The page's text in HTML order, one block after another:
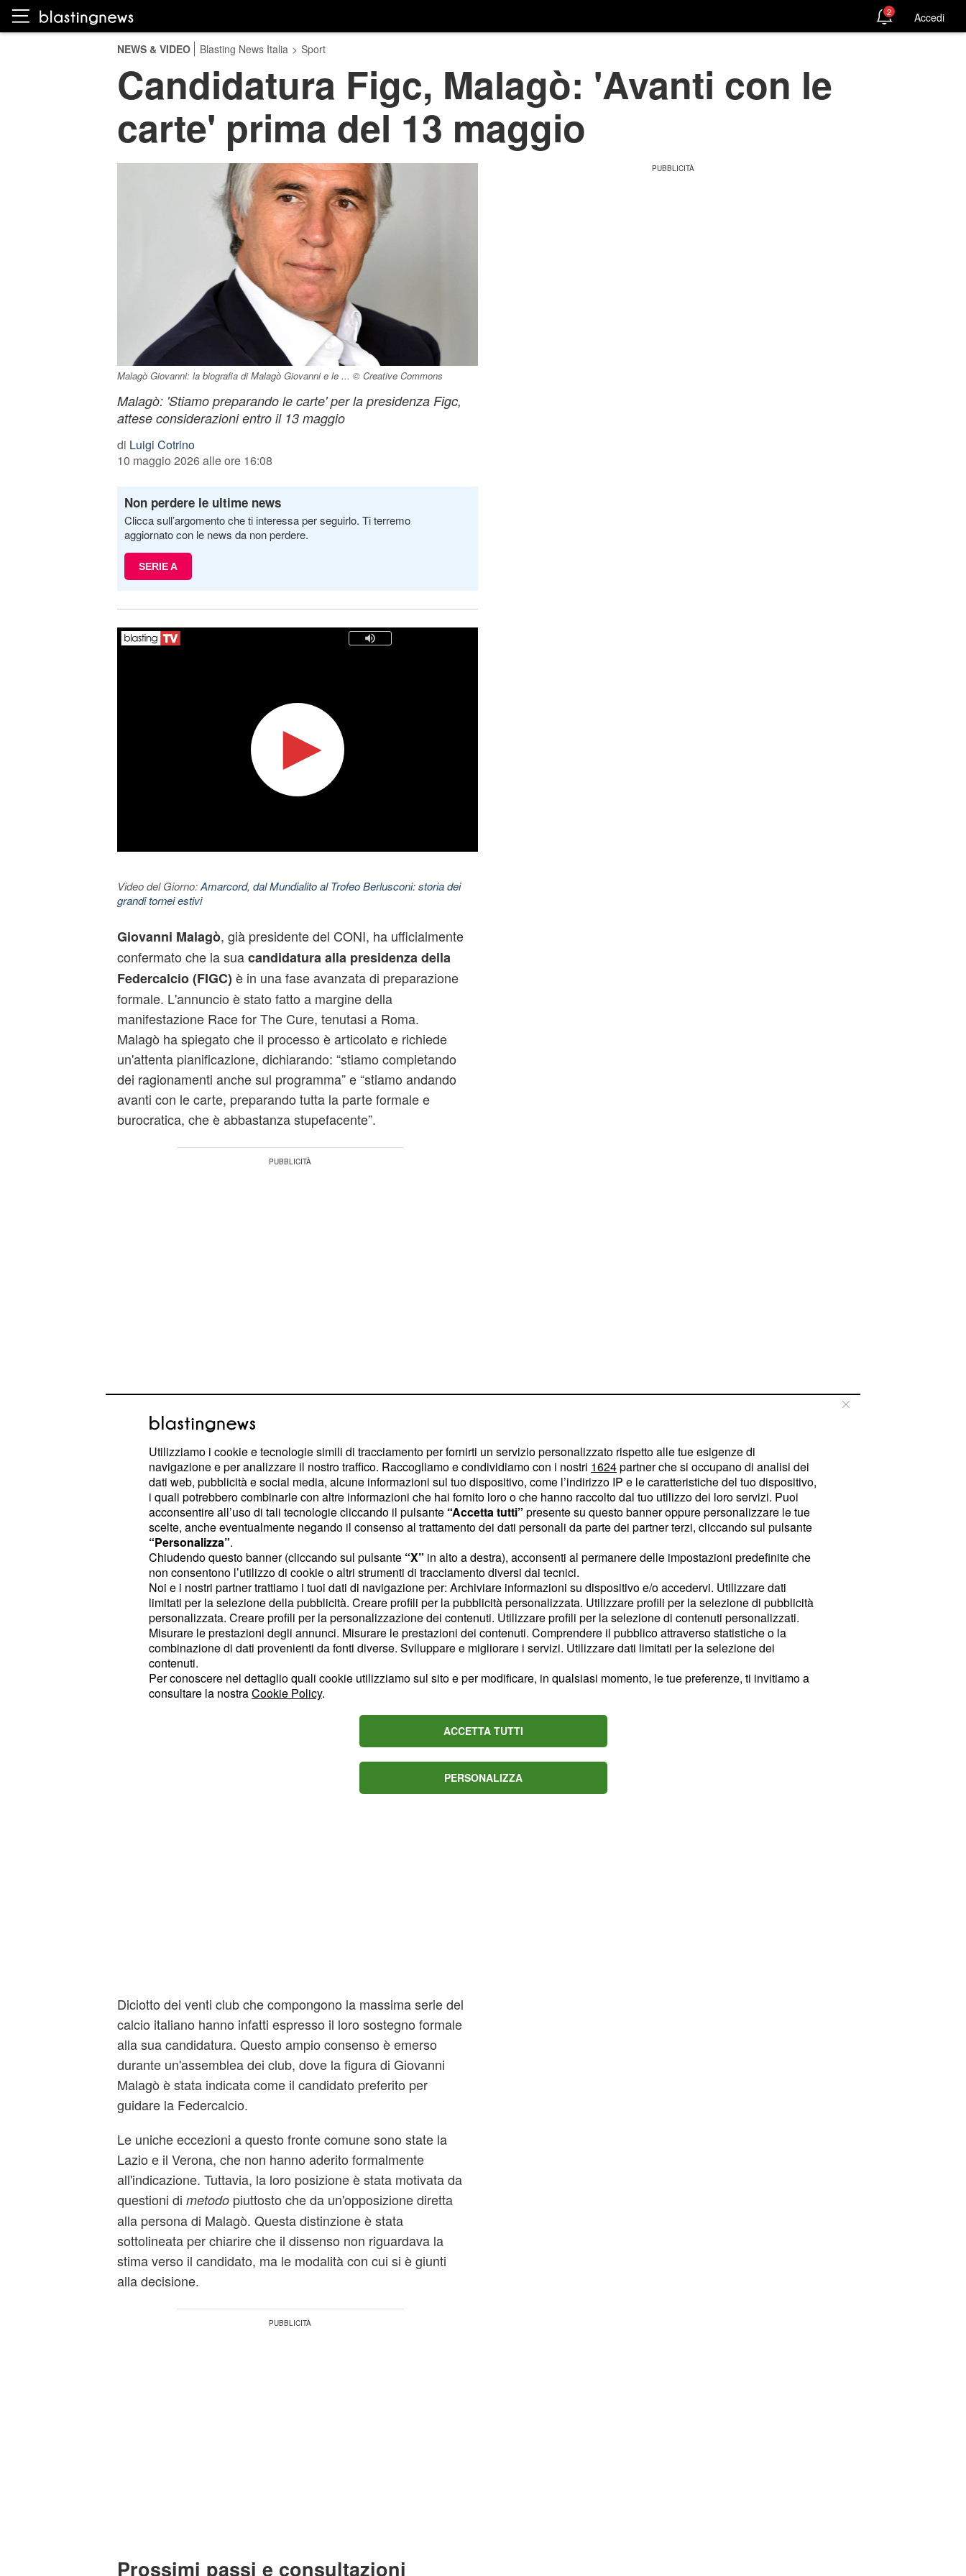
2 Accedi
NEWS & VIDEO Blasting News Italia > Sport
Candidatura Figc, Malagò: 'Avanti con le
carte' prima del 13 maggio
Malagò Giovanni: la biografia di Malagò Giovanni e le ... © Creative Commons
Malagò: 'Stiamo preparando le carte' per la presidenza Figc,
attese considerazioni entro il 13 maggio
di Luigi Cotrino
10 maggio 2026 alle ore 16:08
Non perdere le ultime news
Clicca sull’argomento che ti interessa per seguirlo. Ti terremo
aggiornato con le news da non perdere.
SERIE A
Video del Giorno:Amarcord, dal Mundialito al Trofeo Berlusconi: storia dei
grandi tornei estivi
Giovanni Malagò, già presidente del CONI, ha ufficialmente
confermato che la suacandidatura alla presidenza della
Federcalcio (FIGC) è in una fase avanzata di preparazione
formale. L'annuncio è stato fatto a margine della
manifestazione Race for The Cure, tenutasi a Roma.
Malagò ha spiegato che il processo è articolato e richiede
un'attenta pianificazione, dichiarando: “stiamo completando
dei ragionamenti anche sul programma” e “stiamo andando
avanti con le carte, preparando tutta la parte formale e
burocratica, che è abbastanza stupefacente”.
essere qualche considerazione da parte di qualche
componente prima della data del13 maggio”, che
rappresenta la scadenza ultima per la presentazione delle
candidature. Ha ribadito l'impegno nel procedere con le
formalità: “però stiamo andando avanti con le carte,
preparando tutta la parte formale e burocratica”. Interrogato
sulla sua intenzione di candidarsi ufficialmente, Malagò ha
risposto con fermezza: “Ho detto che ci stiamo preparando,
uno si fa trovare pronto”, lasciando intendere una chiara
volontà di procedere.
Il forte sostegno della Lega Serie A
La dichiarazione di Malagò si inserisce in un contesto
politico-sportivo già ben definito, caratterizzato da un
LegaSerie A.
Diciotto dei venti club che compongono la massima serie del
calcio italiano hanno infatti espresso il loro sostegno formale
alla sua candidatura. Questo ampio consenso è emerso
durante un'assemblea dei club, dove la figura di Giovanni
Malagò è stata indicata come il candidato preferito per
guidare la Federcalcio.
Le uniche eccezioni a questo fronte comune sono state la
Lazio e il Verona, che non hanno aderito formalmente
all'indicazione. Tuttavia, la loro posizione è stata motivata da
questioni di metodopiuttosto che da un'opposizione diretta
alla persona di Malagò. Questa distinzione è stata
sottolineata per chiarire che il dissenso non riguardava la
stima verso il candidato, ma le modalità con cui si è giunti
alla decisione.
Prossimi passi e consultazioni
Utilizziamo i cookie e tecnologie simili di tracciamento per fornirti un servizio personalizzato rispetto alle tue esigenze di
navigazione e per analizzare il nostro traffico. Raccogliamo e condividiamo con i nostri 1624partner che si occupano di analisi dei
dati web, pubblicità e social media, alcune informazioni sul tuo dispositivo, come l’indirizzo IP e le caratteristiche del tuo dispositivo,
i quali potrebbero combinarle con altre informazioni che hai fornito loro o che hanno raccolto dal tuo utilizzo dei loro servizi. Puoi
acconsentire all’uso di tali tecnologie cliccando il pulsante “Accetta tutti” presente su questo banner oppure personalizzare le tue
scelte, anche eventualmente negando il consenso al trattamento dei dati personali da parte dei partner terzi, cliccando sul pulsante
“Personalizza”.
Chiudendo questo banner (cliccando sul pulsante “X” in alto a destra), acconsenti al permanere delle impostazioni predefinite che
non consentono l’utilizzo di cookie o altri strumenti di tracciamento diversi dai tecnici.
Noi e i nostri partner trattiamo i tuoi dati di navigazione per: Archiviare informazioni su dispositivo e/o accedervi. Utilizzare dati
limitati per la selezione della pubblicità. Creare profili per la pubblicità personalizzata. Utilizzare profili per la selezione di pubblicità
personalizzata. Creare profili per la personalizzazione dei contenuti. Utilizzare profili per la selezione di contenuti personalizzati.
Misurare le prestazioni degli annunci. Misurare le prestazioni dei contenuti. Comprendere il pubblico attraverso statistiche o la
combinazione di dati provenienti da fonti diverse. Sviluppare e migliorare i servizi. Utilizzare dati limitati per la selezione dei
contenuti.
Per conoscere nel dettaglio quali cookie utilizziamo sul sito e per modificare, in qualsiasi momento, le tue preferenze, ti invitiamo a
consultare la nostraCookie Policy.
ACCETTA TUTTI
PERSONALIZZA